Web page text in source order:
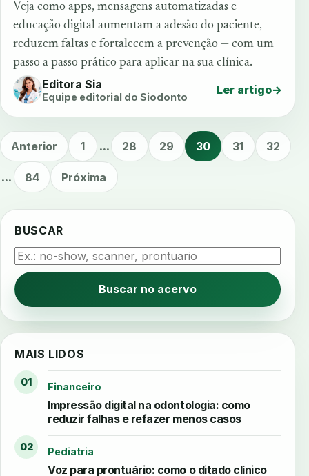
Veja como apps, mensagens automatizadas e
educação digital aumentam a adesão do paciente,
reduzem faltas e fortalecem a prevenção — com um
passo a passo prático para aplicar na sua clínica.
Editora Sia
Equipe editorial do Siodonto Ler artigo→
Anterior 1 ... 28 29 30 31 32
... 84 Próxima
BUSCAR
Buscar no acervo
MAIS LIDOS
01 Financeiro
Impressão digital na odontologia: como
reduzir falhas e refazer menos casos
02 Pediatria
Voz para prontuário: como o ditado clínico